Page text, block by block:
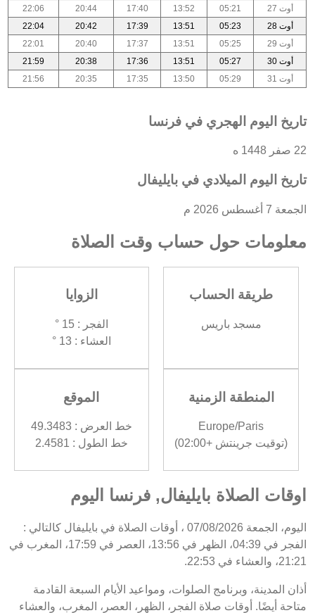
أوت 27
05:21
13:52
17:40
20:44
22:06
أوت 28
05:23
13:51
17:39
20:42
22:04
أوت 29
05:25
13:51
17:37
20:40
22:01
أوت 30
05:27
13:51
17:36
20:38
21:59
أوت 31
05:29
13:50
17:35
20:35
21:56
تاريخ اليوم الهجري في فرنسا
22 صفر 1448 ه
تاريخ اليوم الميلادي في بايليفال
الجمعة 7 أغسطس 2026 م
معلومات حول حساب وقت الصلاة
طريقة الحساب
مسجد باريس
الزوايا
الفجر : 15 °
العشاء : 13 °
المنطقة الزمنية
Europe/Paris
(توقيت جرينتش +02:00)
الموقع
خط العرض : 49.3483
خط الطول : 2.4581
اوقات الصلاة بايليفال, فرنسا اليوم
اليوم، الجمعة 07/08/2026 ، أوقات الصلاة في بايليفال كالتالي :
الفجر في 04:39، الظهر في 13:56، العصر في 17:59، المغرب في
21:21، والعشاء في 22:53.
أذان المدينة، وبرنامج الصلوات، ومواعيد الأيام السبعة القادمة
متاحة أيضًا. أوقات صلاة الفجر، الظهر، العصر، المغرب، والعشاء